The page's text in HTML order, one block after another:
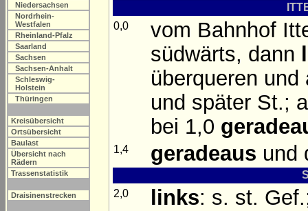
Niedersachsen
Nordrhein-
Westfalen
Rheinland-Pfalz
Saarland
Sachsen
Sachsen-Anhalt
Schleswig-
Holstein
Thüringen
Kreisübersicht
Ortsübersicht
Baulast
Übersicht nach
Rädern
Trassenstatistik
Draisinenstrecken
0,0
vom Bahnhof
südwärts, dann
überqueren
und später St.;
bei 1,0
1,4 geradeaus und
2,0
links: s. st.